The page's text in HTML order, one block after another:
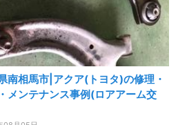
南相馬市|アクア(トヨタ)の修理・
メンテナンス事例(ロアアーム交